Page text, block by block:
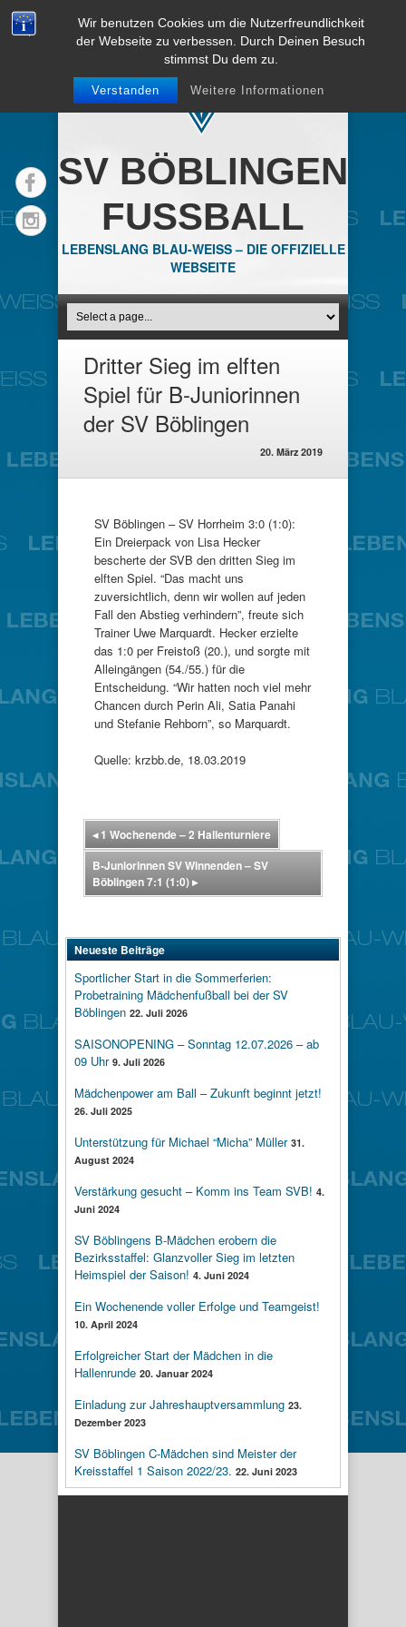
Wir benutzen Cookies um die Nutzerfreundlichkeit
der Webseite zu verbessen. Durch Deinen Besuch
stimmst Du dem zu.
Verstanden Weitere Informationen
SV BÖBLINGEN
FUSSBALL
LEBENSLANG BLAU-WEISS – DIE OFFIZIELLE
WEBSEITE
Dritter Sieg im elften
Spiel für B-Juniorinnen
der SV Böblingen
20. März 2019
SV Böblingen – SV Horrheim 3:0 (1:0):
Ein Dreierpack von Lisa Hecker
bescherte der SVB den dritten Sieg im
elften Spiel. “Das macht uns
zuversichtlich, denn wir wollen auf jeden
Fall den Abstieg verhindern”, freute sich
Trainer Uwe Marquardt. Hecker erzielte
das 1:0 per Freistoß (20.), und sorgte mit
Alleingängen (54./55.) für die
Entscheidung. “Wir hatten noch viel mehr
Chancen durch Perin Ali, Satia Panahi
und Stefanie Rehborn”, so Marquardt.
Quelle: krzbb.de, 18.03.2019
◂1 Wochenende – 2 Hallenturniere
B-Juniorinnen SV Winnenden – SV
Böblingen 7:1 (1:0)▸
Neueste Beiträge
Sportlicher Start in die Sommerferien:
Probetraining Mädchenfußball bei der SV
Böblingen 22. Juli 2026
SAISONOPENING – Sonntag 12.07.2026 – ab
09 Uhr 9. Juli 2026
Mädchenpower am Ball – Zukunft beginnt jetzt!
26. Juli 2025
Unterstützung für Michael “Micha” Müller 31.
August 2024
Verstärkung gesucht – Komm ins Team SVB! 4.
Juni 2024
SV Böblingens B-Mädchen erobern die
Bezirksstaffel: Glanzvoller Sieg im letzten
Heimspiel der Saison! 4. Juni 2024
Ein Wochenende voller Erfolge und Teamgeist!
10. April 2024
Erfolgreicher Start der Mädchen in die
Hallenrunde 20. Januar 2024
Einladung zur Jahreshauptversammlung 23.
Dezember 2023
SV Böblingen C-Mädchen sind Meister der
Kreisstaffel 1 Saison 2022/23. 22. Juni 2023